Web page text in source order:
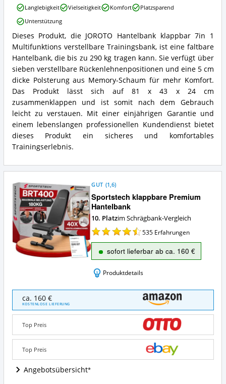
diese
Schrägbank
erhältlich?
JOROTO
Hantelbank
klappbar
7in
1
Multifunktions
verstellbare
Trainingsbank
Zusammenfassung:
Was
bietet
diese
Schrägbank?
Dieses Produkt, die JOROTO Hantelbank klappbar 7in 1
Multifunktions verstellbare Trainingsbank, ist eine faltbare
Hantelbank, die bis zu 290 kg tragen kann. Sie verfügt über
sieben verstellbare Rückenlehnenpositionen und eine 5 cm
dicke Polsterung aus Memory-Schaum für mehr Komfort.
Das Produkt lässt sich auf 81 x 43 x 24 cm
zusammenklappen und ist somit nach dem Gebrauch
leicht zu verstauen. Mit einer einjährigen Garantie und
einem lebenslangen professionellen Kundendienst bietet
dieses Produkt ein sicheres und komfortables
Trainingserlebnis.
JOROTO
Hantelbank
klappbar
7in
1
Multifunktions
verstellbare
Trainingsbank
Vorteile:
Was
spricht
für
diese
Schrägbank?
Langlebigkeit Vielseitigkeit Komfort
Platzsparend
Unterstützung
Sportstech klappbare Premium
Hantelbank
GUT (1,6)
10. Platzim Schrägbank-Vergleich
535 Erfahrungen
sofort lieferbar ab ca. 160 €
Produktdetails
Sportstech
klappbare
Premium
Hantelbank
Angebote:
Wo
diese
Schrägbank
erhältlich?
ca. 160 €
KOSTENLOSE LIEFERUNG
Top Preis
Top Preis
Angebotsübersicht